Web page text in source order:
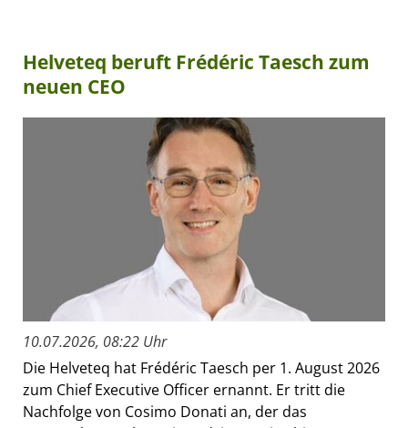
Helveteq beruft Frédéric Taesch zum
neuen CEO
10.07.2026, 08:22 Uhr
Die Helveteq hat Frédéric Taesch per 1. August 2026
zum Chief Executive Officer ernannt. Er tritt die
Nachfolge von Cosimo Donati an, der das